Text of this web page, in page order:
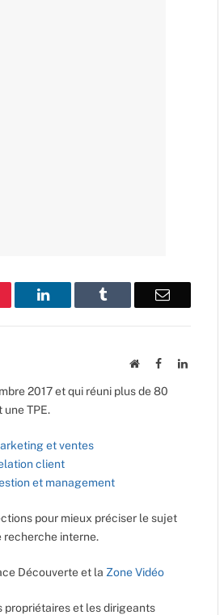
LinkedIn Tumblr Email
WebsiteFacebookLinkedIn
2017 et qui réuni plus de 80
TPE.
et ventes
client
et management
pour mieux préciser le sujet
recherche interne.
Découverte et la Zone Vidéo
propriétaires et les dirigeants